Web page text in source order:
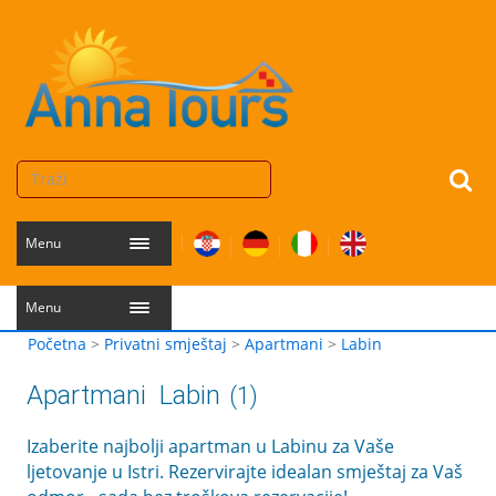
Menu
Menu
Početna > Privatni smještaj > Apartmani > Labin
Apartmani Labin (1)
Izaberite najbolji apartman u Labinu za Vaše
ljetovanje u Istri. Rezervirajte idealan smještaj za Vaš